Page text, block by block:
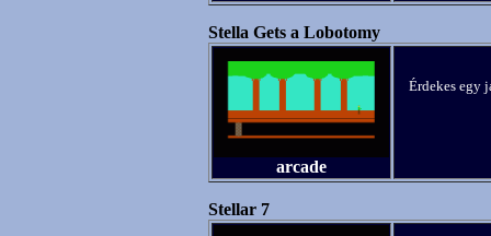
Stella Gets a Lobotomy
arcade
Érdekes egy
Stellar 7